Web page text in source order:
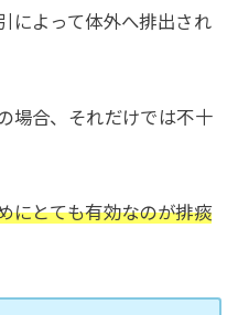
によって体外へ排出され
場合、それだけでは不十
にとても有効なのが排痰